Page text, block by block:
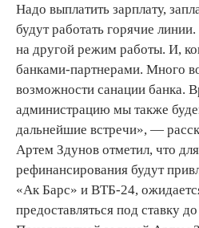
Надо выплатить зарплату,
будут работать горячие
на другой режим работы. И,
банками-партнерами. Много
возможности санации банка.
администрацию мы также
дальнейшие встречи», —
Артем Здунов отметил, что
рефинансирования будут
«Ак Барс» и ВТБ-24,
предоставляться под ставку